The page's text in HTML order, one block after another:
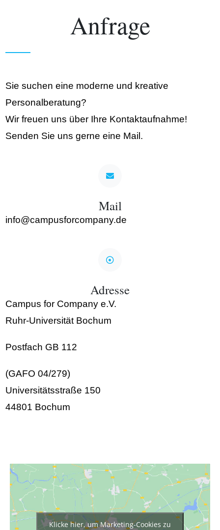
Anfrage
Sie suchen eine moderne und kreative
Personalberatung?
Wir freuen uns über Ihre Kontaktaufnahme!
Senden Sie uns gerne eine Mail.
Mail
info@campusforcompany.de
Adresse
Campus for Company e.V.
Ruhr-Universität Bochum
Postfach GB 112
(GAFO 04/279)
Universitätsstraße 150
44801 Bochum
Klicke hier, um Marketing-Cookies zu